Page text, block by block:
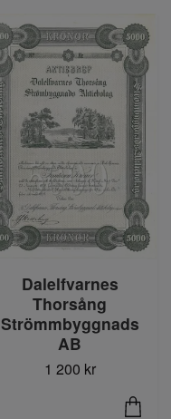
Dalelfvarnes
Thorsång
Strömmbyggnads
AB
1 200 kr